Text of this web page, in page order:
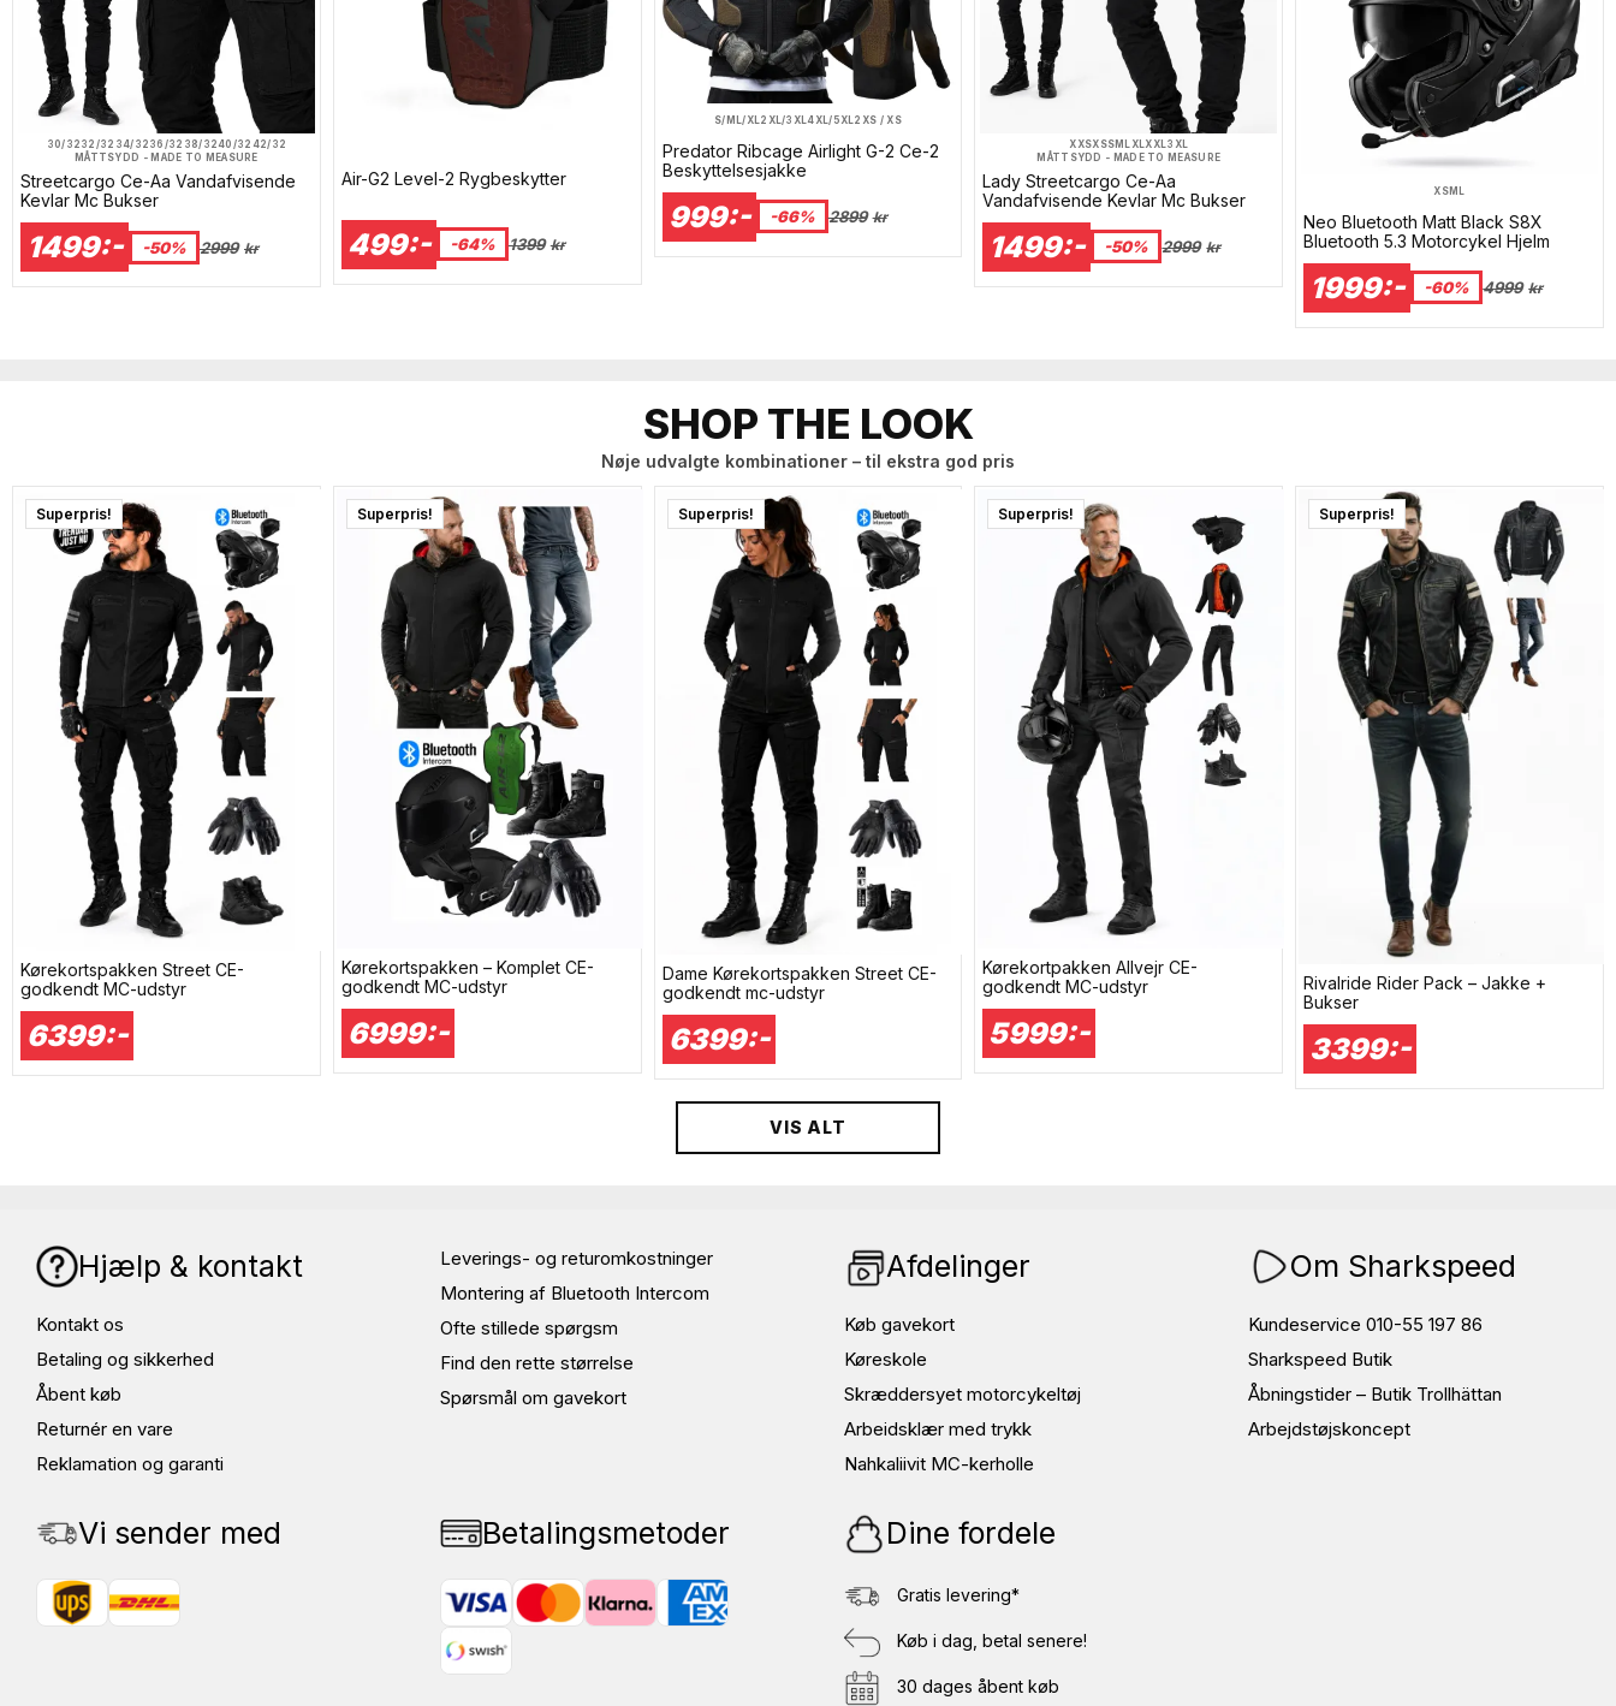
30/32 32/32 34/32 36/32 38/3240/32 42/32
MÅTTSYDD - MADE TO MEASURE
Streetcargo Ce-Aa Vandafvisende
Kevlar Mc Bukser
1499:- -50% 2999 kr
Air-G2 Level-2 Rygbeskytter
499:- -64% 1399 kr
S/M L/XL2XL/3XL4XL/5XL2XS / XS
Predator Ribcage Airlight G-2 Ce-2
Beskyttelsesjakke
999:- -66% 2899 kr
XXSXSS M XL XXL 3XL
MÅTTSYDD - MADE TO MEASURE
Lady Streetcargo Ce-Aa
Vandafvisende Kevlar Mc Bukser
1499:- -50% 2999 kr
XS M L
Neo Bluetooth Matt Black S8X
Bluetooth 5.3 Motorcykel Hjelm
1999:- -60% 4999 kr
SHOP THE LOOK
Nøje udvalgte kombinationer – til ekstra god pris
Superpris!
Kørekortspakken Street CE-
godkendt MC-udstyr
6399:-
Superpris!
Kørekortspakken – Komplet CE-
godkendt MC-udstyr
6999:-
Superpris!
Dame Kørekortspakken Street CE-
godkendt mc-udstyr
6399:-
Superpris!
Kørekortpakken Allvejr CE-
godkendt MC-udstyr
5999:-
Superpris!
Rivalride Rider Pack – Jakke +
Bukser
3399:-
VIS ALT
Hjælp & kontakt
Kontakt os
Betaling og sikkerhed
Åbent køb
Returnér en vare
Reklamation og garanti
Leverings- og returomkostninger
Montering af Bluetooth Intercom
Ofte stillede spørgsm
Find den rette størrelse
Spørsmål om gavekort
Afdelinger
Køb gavekort
Køreskole
Skræddersyet motorcykeltøj
Arbeidsklær med trykk
Nahkaliivit MC-kerholle
Om Sharkspeed
Kundeservice 010-55 197 86
Sharkspeed Butik
Åbningstider – Butik Trollhättan
Arbejdstøjskoncept
Vi sender med Betalingsmetoder Dine fordele
Gratis levering*
Køb i dag, betal senere!
30 dages åbent køb